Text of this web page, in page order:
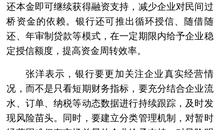
还本金即可继续获得融资支持，减少企业对民间过
桥资金的依赖。银行还可推出循环授信、随借随
还、年审制贷款等模式，在一定期限内给予企业稳
定授信额度，提高资金周转效率。
张洋表示，银行要更加关注企业真实经营情
况，而不是只看短期财务指标，要充分结合企业流
水、订单、纳税等动态数据进行持续跟踪，及时发
现风险苗头。同时，要建立分类管理机制，对暂时